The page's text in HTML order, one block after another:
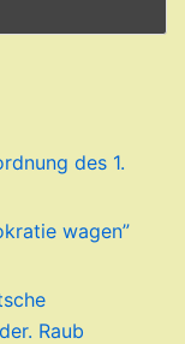
des 1.
wagen”
Raub